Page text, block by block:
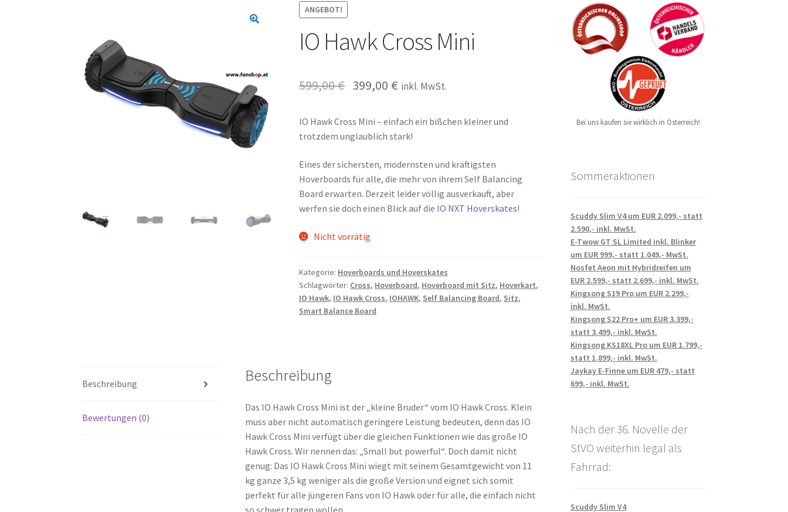
ANGEBOT!
IO Hawk Cross Mini
599,00€ 399,00 € inkl. MwSt.
IO Hawk Cross Mini – einfach ein bißchen kleiner und
trotzdem unglaublich stark!
Eines der sichersten, modernsten und kräftigsten
Hoverboards für alle, die mehr von ihrem Self Balancing
Board erwarten. Derzeit leider völlig ausverkauft, aber
werfen sie doch einen Blick auf die IO NXT Hoverskates!
Nicht vorrätig
Kategorie: Hoverboards und Hoverskates
Schlagwörter: Cross, Hoverboard, Hoverboard mit Sitz, Hoverkart,
IO Hawk, IO Hawk Cross, IOHAWK, Self Balancing Board, Sitz,
Smart Balance Board
Beschreibung
Bewertungen (0)
Beschreibung
Das IO Hawk Cross Mini ist der „kleine Bruder“ vom IO Hawk Cross. Klein
muss aber nicht automatisch geringere Leistung bedeuten, denn das IO
Hawk Cross Mini verfügt über die gleichen Funktionen wie das große IO
Hawk Cross. Wir nennen das: „Small but powerful“. Doch damit nicht
genug: Das IO Hawk Cross Mini wiegt mit seinem Gesamtgewicht von 11
kg ganze 3,5 kg weniger als die große Version und eignet sich somit
perfekt für alle jüngeren Fans von IO Hawk oder für alle, die einfach nicht
so schwer tragen wollen.
Bei uns kaufen sie wirklich in Österreich!
Sommeraktionen
Scuddy Slim V4 um EUR 2.099,- statt
2.590,- inkl. MwSt.
E-Twow GT SL Limited inkl. Blinker
um EUR 999,- statt 1.049,- MwSt.
Nosfet Aeon mit Hybridreifen um
EUR 2.599,- statt 2.699,- inkl. MwSt.
Kingsong S19 Pro um EUR 2.299,-
inkl. MwSt.
Kingsong S22 Pro+ um EUR 3.399,-
statt 3.499,- inkl. MwSt.
Kingsong KS18XL Pro um EUR 1.799,-
statt 1.899,- inkl. MwSt.
Jaykay E-Finne um EUR 479,- statt
699,- inkl. MwSt.
Nach der 36. Novelle der
StVO weiterhin legal als
Fahrrad:
Scuddy Slim V4